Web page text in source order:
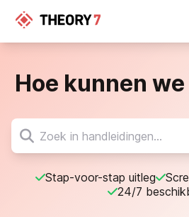
Hoe kunnen
Stap-voor-stap uitleg
24/7